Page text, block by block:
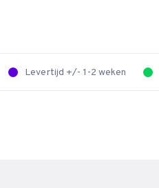
Levertijd +/- 1-2 weken